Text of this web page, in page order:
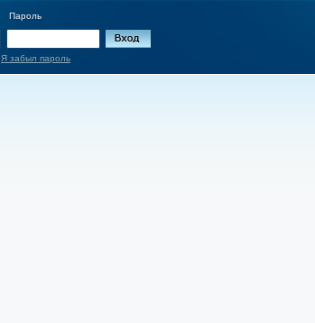
Пароль
Я забыл пароль